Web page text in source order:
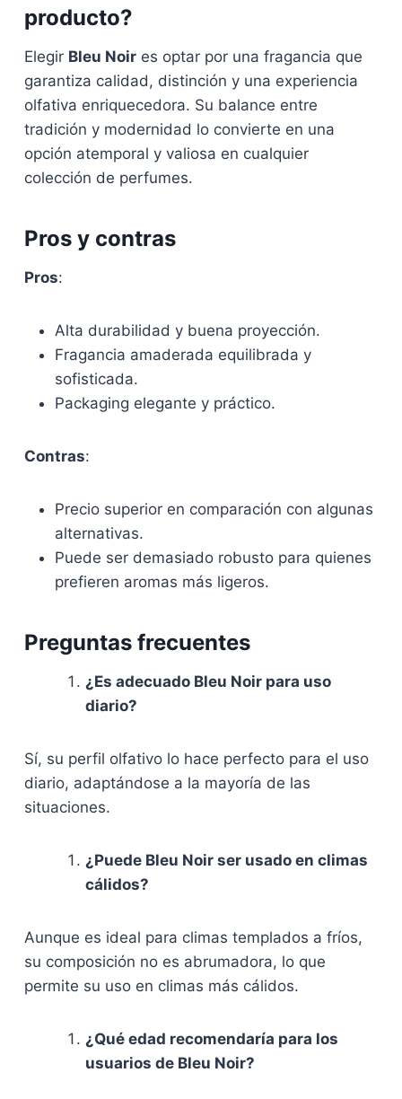
producto?
Elegir Bleu Noir es optar por una fragancia que
garantiza calidad, distinción y una experiencia
olfativa enriquecedora. Su balance entre
tradición y modernidad lo convierte en una
opción atemporal y valiosa en cualquier
colección de perfumes.
Pros y contras
Pros:
Alta durabilidad y buena proyección.
Fragancia amaderada equilibrada y
sofisticada.
Packaging elegante y práctico.
Contras:
Precio superior en comparación con algunas
alternativas.
Puede ser demasiado robusto para quienes
prefieren aromas más ligeros.
Preguntas frecuentes
¿Es adecuado Bleu Noir para uso
diario?
Sí, su perfil olfativo lo hace perfecto para el uso
diario, adaptándose a la mayoría de las
situaciones.
¿Puede Bleu Noir ser usado en climas
cálidos?
Aunque es ideal para climas templados a fríos,
su composición no es abrumadora, lo que
permite su uso en climas más cálidos.
¿Qué edad recomendaría para los
usuarios de Bleu Noir?